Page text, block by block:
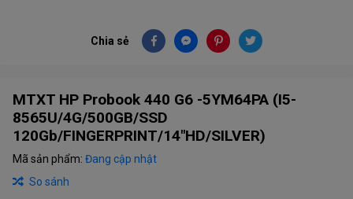
Chia sẻ
MTXT HP Probook 440 G6 -5YM64PA (I5-
8565U/4G/500GB/SSD
120Gb/FINGERPRINT/14"HD/SILVER)
Mã sản phẩm: Đang cập nhật
So sánh